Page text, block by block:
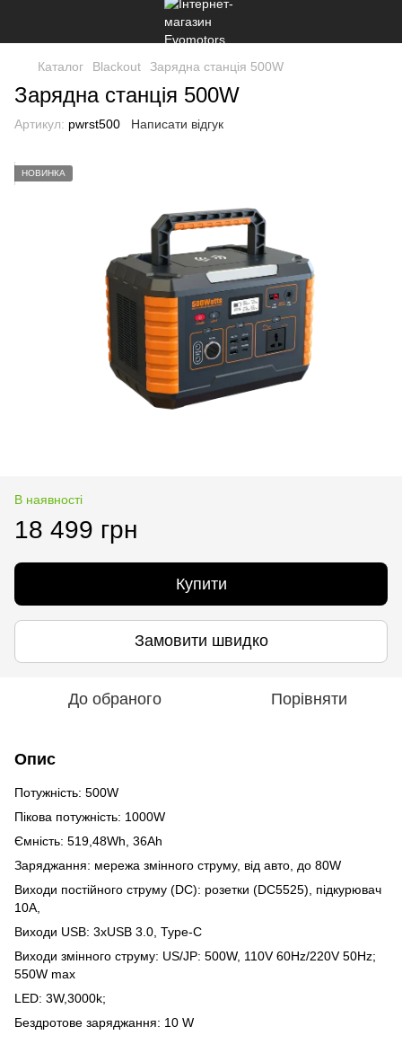
Каталог Blackout Зарядна станція 500W
Зарядна станція 500W
Артикул: pwrst500 Написати відгук
НОВИНКА
В наявності
18 499 грн
Купити
Замовити швидко
До обраного Порівняти
Опис
Потужність: 500W
Пікова потужність: 1000W
Ємність: 519,48Wh, 36Ah
Заряджання: мережа змінного струму, від авто, до 80W
Виходи постійного струму (DC): розетки (DC5525), підкурювач
10А,
Виходи USB: 3хUSB 3.0, Type-C
Виходи змінного струму: US/JP: 500W, 110V 60Hz/220V 50Hz;
550W max
LED: 3W,3000k;
Бездротове заряджання: 10 W